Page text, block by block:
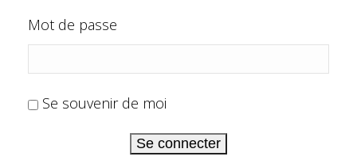
Mot de passe
Se souvenir de moi
Se connecter